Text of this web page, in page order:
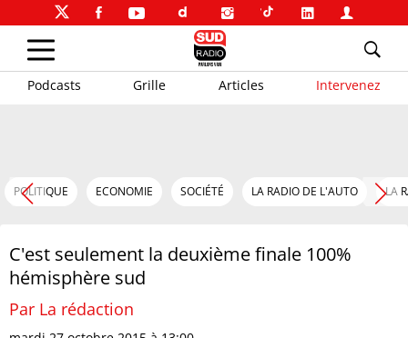
Podcasts Grille Articles Intervenez
POLITIQUE ECONOMIE SOCIÉTÉ LA RADIO DE L'AUTO LA
C'est seulement la deuxième finale 100%
hémisphère sud
Par La rédaction